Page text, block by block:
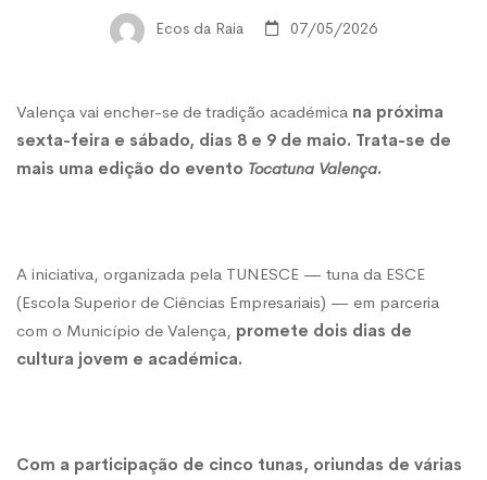
académicas?
Não
pode
perder
isto
Ecos da Raia 07/05/2026
Valença vai encher-se de tradição académica na próxima
sexta-feira e sábado, dias 8 e 9 de maio. Trata-se de
mais uma edição do evento Tocatuna Valença.
A iniciativa, organizada pela TUNESCE — tuna da ESCE
(Escola Superior de Ciências Empresariais) — em parceria
com o Município de Valença, promete dois dias de
cultura jovem e académica.
Com a participação de cinco tunas, oriundas de várias